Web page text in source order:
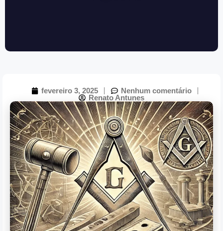
fevereiro 3, 2025
Nenhum comentário
Renato Antunes